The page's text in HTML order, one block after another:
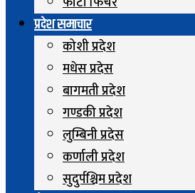
प्रदेश समाचार
कोशी प्रदेश
मधेस प्रदेस
बागमती प्रदेश
गण्डकी प्रदेश
लुम्बिनी प्रदेस
कर्णाली प्रदेश
सुदुर्पश्चिम प्रदेश